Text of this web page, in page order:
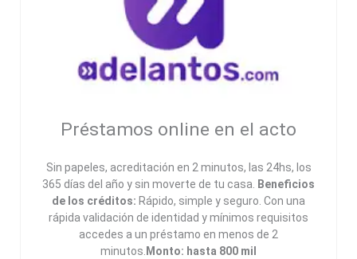
Préstamos online en el acto
Sin papeles, acreditación en 2 minutos, las 24hs, los
365 días del año y sin moverte de tu casa.
Beneficios
de los créditos: Rápido, simple y seguro. Con una
rápida validación de identidad y mínimos requisitos
accedes a un préstamo en menos de 2
minutos. Monto: hasta 800 mil